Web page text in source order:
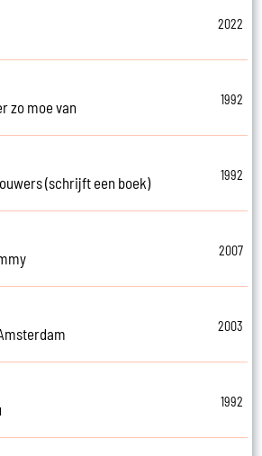
2022
zo moe van
1992
(schrijft een boek)
1992
2007
2003
1992